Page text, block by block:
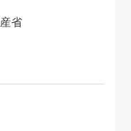
省